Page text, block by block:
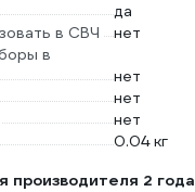
да
в СВЧ
нет
в
нет
нет
нет
0.04 кг
производителя 2 года